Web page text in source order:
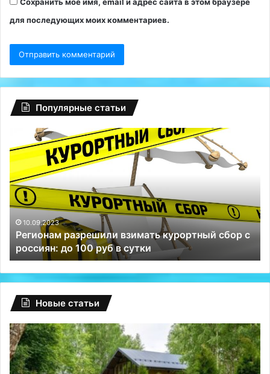
Сохранить моё имя, email и адрес сайта в этом браузере
для последующих моих комментариев.
Популярные статьи
Регионам
разрешили
взимать
курортный
сбор
россиян:
до
100
руб
в
сутки
10.09.2023
Регионам разрешили взимать курортный сбор с
россиян: до 100 руб в сутки
и
Новые статьи